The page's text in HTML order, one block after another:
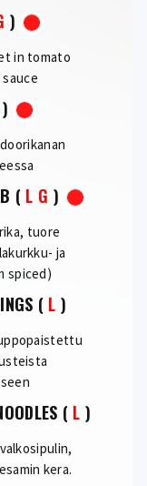
)
in tomato
)
( L G )
tuore
ja
spiced)
( L )
( L )
kera.